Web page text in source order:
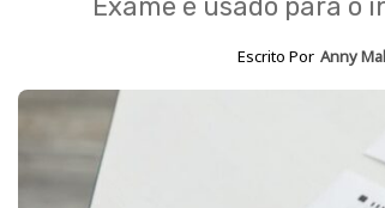
Escrito Por Anny